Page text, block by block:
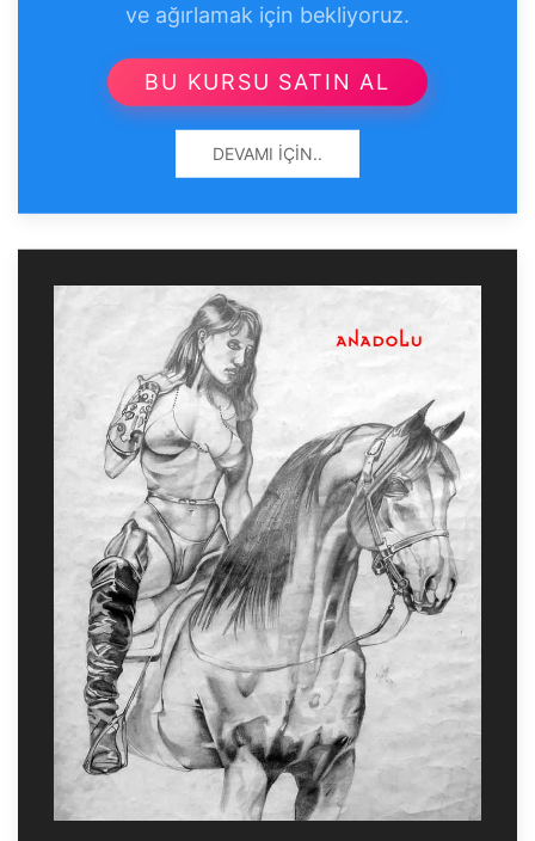
ve ağırlamak için bekliyoruz.
BU KURSU SATIN AL
DEVAMI İÇIN..